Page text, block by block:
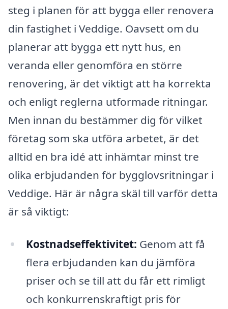
steg i planen för att bygga eller renovera
din fastighet i Veddige. Oavsett om du
planerar att bygga ett nytt hus, en
veranda eller genomföra en större
renovering, är det viktigt att ha korrekta
och enligt reglerna utformade ritningar.
Men innan du bestämmer dig för vilket
företag som ska utföra arbetet, är det
alltid en bra idé att inhämtar minst tre
olika erbjudanden för bygglovsritningar i
Veddige. Här är några skäl till varför detta
är så viktigt:
Kostnadseffektivitet: Genom att få
flera erbjudanden kan du jämföra
priser och se till att du får ett rimligt
och konkurrenskraftigt pris för